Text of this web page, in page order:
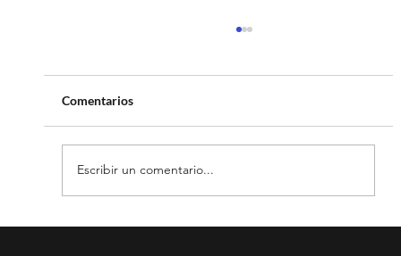
Comentarios
Escribir un comentario...